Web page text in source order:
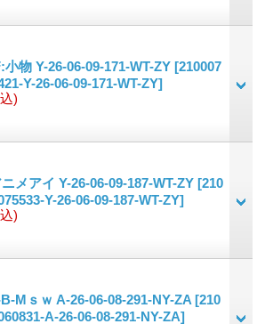
小物 Y-26-06-09-171-WT-ZY [210007
Y-26-06-09-171-WT-ZY]
)
メアイ Y-26-06-09-187-WT-ZY [210
Y-26-06-09-187-WT-ZY]
)
Mｓｗ A-26-06-08-291-NY-ZA [210
A-26-06-08-291-NY-ZA]